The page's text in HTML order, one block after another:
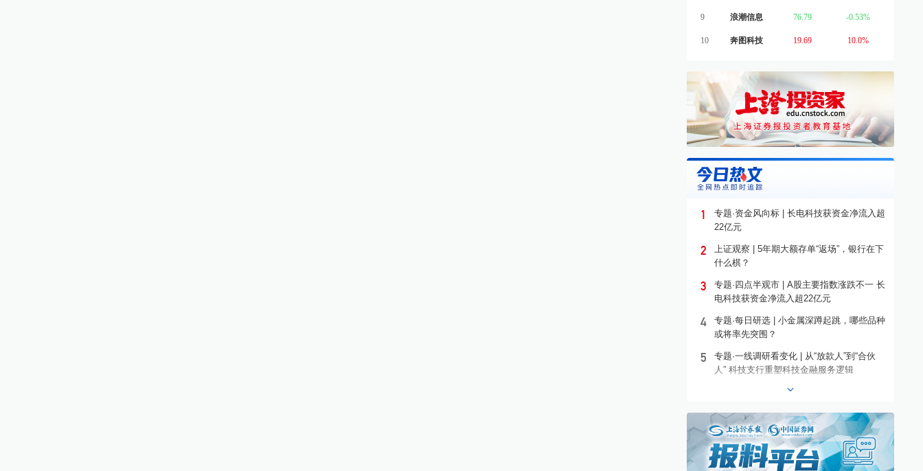
9 浪潮信息 76.79 -0.53%
10 奔图科技 19.69 10.0%
1
专题·资金风向标 | 长电科技获资金净流入超
22亿元
2
上证观察 | 5年期大额存单“返场”，银行在下
什么棋？
3
专题·四点半观市 | A股主要指数涨跌不一 长
电科技获资金净流入超22亿元
4
专题·每日研选 | 小金属深蹲起跳，哪些品种
或将率先突围？
5
专题·一线调研看变化 | 从“放款人”到“合伙
人” 科技支行重塑科技金融服务逻辑
专题·港股异动 | 沪上阿姨盘中涨超13%
7 专题·个股异动 | 603221，10连板
8
专题·板块异动 | 煤炭板块大幅上涨 昊华能
源等多股涨停